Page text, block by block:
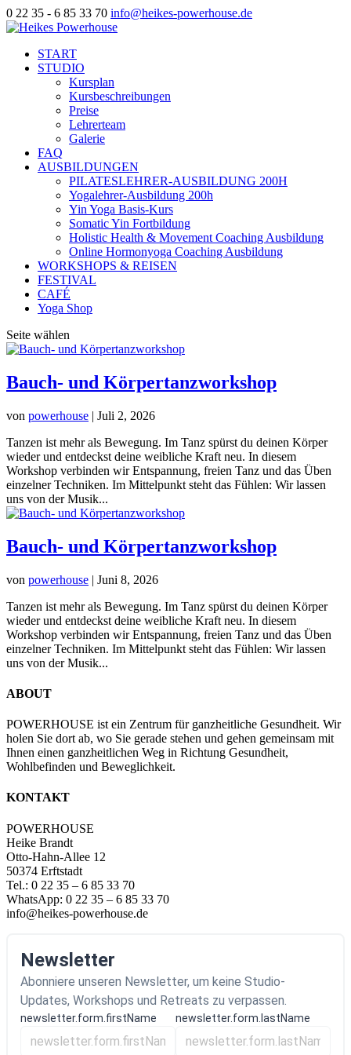
0 22 35 - 6 85 33 70 info@heikes-powerhouse.de
START
STUDIO
Kursplan
Kursbeschreibungen
Preise
Lehrerteam
Galerie
FAQ
AUSBILDUNGEN
PILATESLEHRER-AUSBILDUNG 200H
Yogalehrer-Ausbildung 200h
Yin Yoga Basis-Kurs
Somatic Yin Fortbildung
Holistic Health & Movement Coaching Ausbildung
Online Hormonyoga Coaching Ausbildung
WORKSHOPS & REISEN
FESTIVAL
CAFÉ
Yoga Shop
Seite wählen
Bauch- und Körpertanzworkshop
von powerhouse | Juli 2, 2026
Tanzen ist mehr als Bewegung. Im Tanz spürst du deinen Körper
wieder und entdeckst deine weibliche Kraft neu. In diesem
Workshop verbinden wir Entspannung, freien Tanz und das Üben
einzelner Techniken. Im Mittelpunkt steht das Fühlen: Wir lassen
uns von der Musik...
Bauch- und Körpertanzworkshop
von powerhouse | Juni 8, 2026
Tanzen ist mehr als Bewegung. Im Tanz spürst du deinen Körper
wieder und entdeckst deine weibliche Kraft neu. In diesem
Workshop verbinden wir Entspannung, freien Tanz und das Üben
einzelner Techniken. Im Mittelpunkt steht das Fühlen: Wir lassen
uns von der Musik...
ABOUT
POWERHOUSE ist ein Zentrum für ganzheitliche Gesundheit. Wir
holen Sie dort ab, wo Sie gerade stehen und gehen gemeinsam mit
Ihnen einen ganzheitlichen Weg in Richtung Gesundheit,
Wohlbefinden und Beweglichkeit.
KONTAKT
POWERHOUSE
Heike Brandt
Otto-Hahn-Allee 12
50374 Erftstadt
Tel.: 0 22 35 – 6 85 33 70
WhatsApp: 0 22 35 – 6 85 33 70
info@heikes-powerhouse.de
Newsletter
Abonniere unseren Newsletter, um keine Studio-
Updates, Workshops und Retreats zu verpassen.
newsletter.form.firstName newsletter.form.lastName